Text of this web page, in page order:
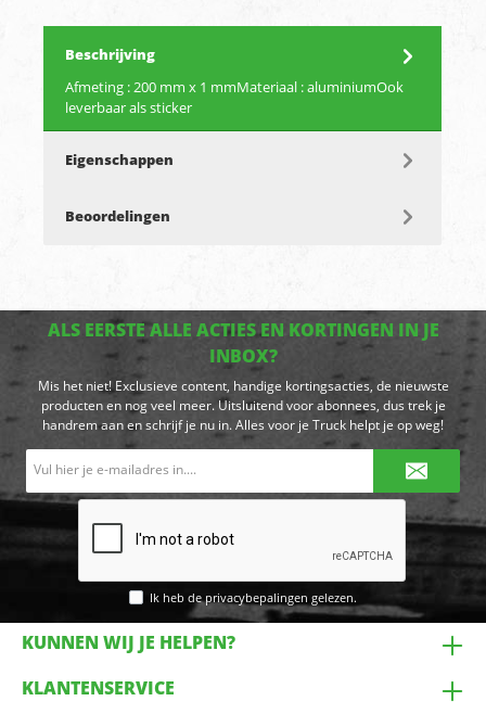
Beschrijving
Afmeting : 200 mm x 1 mmMateriaal : aluminiumOok
leverbaar als sticker
Eigenschappen
Beoordelingen
ALS EERSTE ALLE ACTIES EN KORTINGEN IN JE
INBOX?
Mis het niet! Exclusieve content, handige kortingsacties, de nieuwste
producten en nog veel meer. Uitsluitend voor abonnees, dus trek je
handrem aan en schrijf je nu in. Alles voor je Truck helpt je op weg!
Ik heb deprivacybepalingen gelezen.
KUNNEN WIJ JE HELPEN?
KLANTENSERVICE